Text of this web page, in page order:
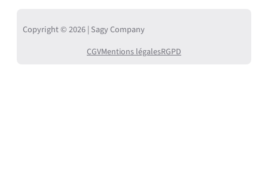
Copyright © 2026 | Sagy Company
CGVMentions légalesRGPD